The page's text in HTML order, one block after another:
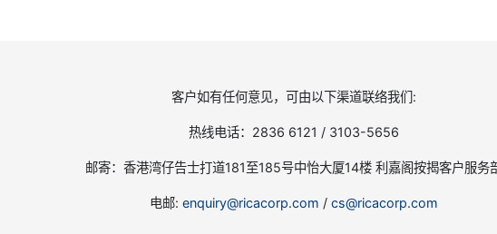
客户如有任何意见，可由以下渠道联络我们:
热线电话：2836 6121 / 3103-5656
邮寄：香港湾仔告士打道181至185号中怡大厦14楼 利嘉阁按揭客户服务
电邮: enquiry@ricacorp.com / cs@ricacorp.com